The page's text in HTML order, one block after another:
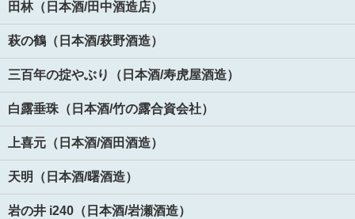
田林（日本酒/田中酒造店）
萩の鶴（日本酒/萩野酒造）
三百年の掟やぶり（日本酒/寿虎屋酒造）
白露垂珠（日本酒/竹の露合資会社）
上喜元（日本酒/酒田酒造）
天明（日本酒/曙酒造）
岩の井 i240（日本酒/岩瀬酒造）